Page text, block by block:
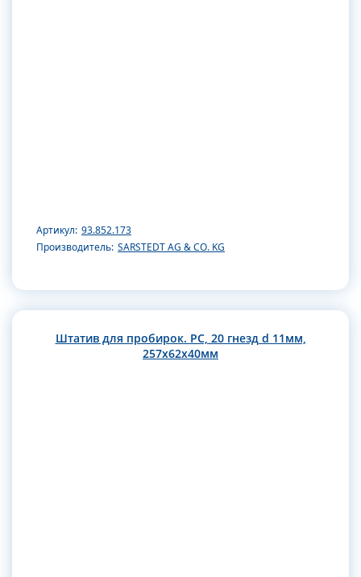
Артикул: 93.852.173
Производитель: SARSTEDT AG & CO. KG
Штатив для пробирок. РС, 20 гнезд d 11мм,
257х62х40мм